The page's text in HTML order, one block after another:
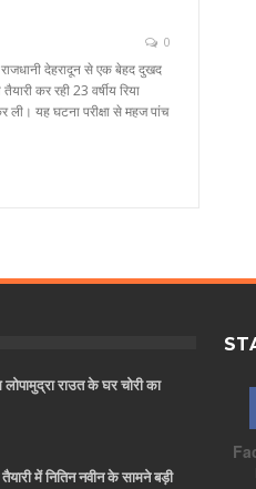
0
देहरादून से एक बेहद दुखद
कर रही 23 वर्षीय रिया
ली। यह घटना परीक्षा से महज पांच
राउत के घर चोरी का
में नितिन नवीन के सामने बड़ी